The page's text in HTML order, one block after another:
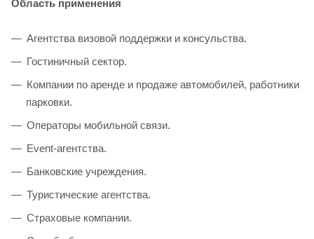
Область применения
Агентства визовой поддержки и консульства.
Гостиничный сектор.
Компании по аренде и продаже автомобилей, работники
парковки.
Операторы мобильной связи.
Event-агентства.
Банковские учреждения.
Туристические агентства.
Страховые компании.